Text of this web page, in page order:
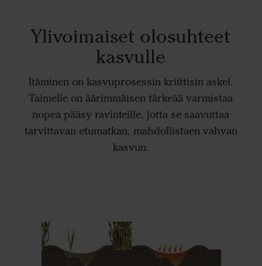
Ylivoimaiset olosuhteet
kasvulle
Itäminen on kasvuprosessin kriittisin askel.
Taimelle on äärimmäisen tärkeää varmistaa
nopea pääsy ravinteille, jotta se saavuttaa
tarvittavan etumatkan, mahdollistaen vahvan
kasvun.